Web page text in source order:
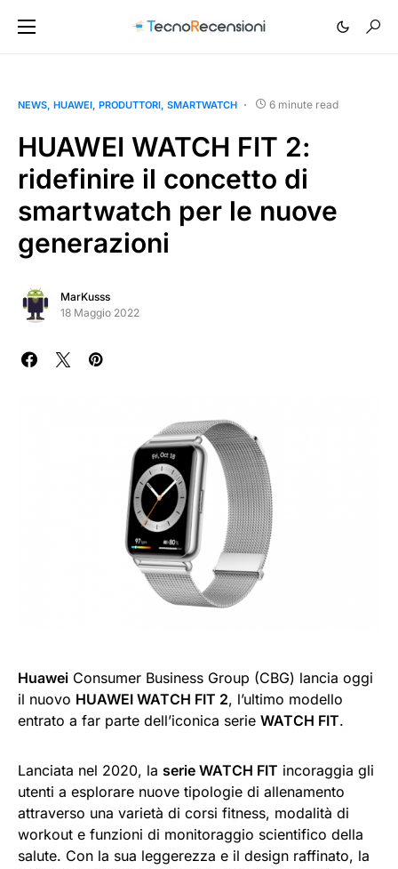
NEWS HUAWEI PRODUTTORI SMARTWATCH 6 minute read
HUAWEI WATCH FIT 2:
ridefinire il concetto di
smartwatch per le nuove
generazioni
MarKusss
18 Maggio 2022
Huawei Consumer Business Group (CBG) lancia oggi
il nuovo HUAWEI WATCH FIT 2, l’ultimo modello
entrato a far parte dell’iconica serie WATCH FIT.
Lanciata nel 2020, la serie WATCH FIT incoraggia gli
utenti a esplorare nuove tipologie di allenamento
attraverso una varietà di corsi fitness, modalità di
workout e funzioni di monitoraggio scientifico della
salute. Con la sua leggerezza e il design raffinato, la